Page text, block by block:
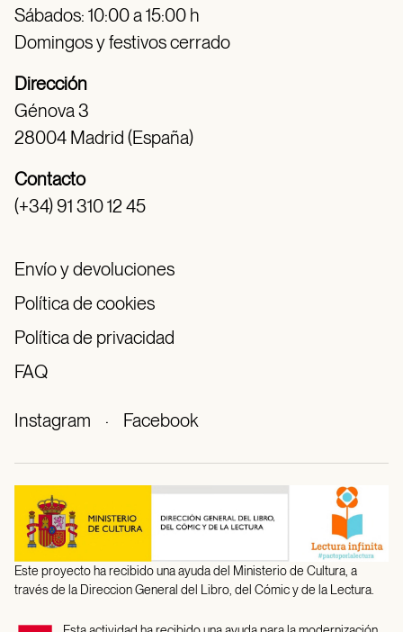
Sábados: 10:00 a 15:00 h
Domingos y festivos cerrado
Dirección
Génova 3
28004 Madrid (España)
Contacto
(+34) 91 310 12 45
Envío y devoluciones
Política de cookies
Política de privacidad
FAQ
Instagram · Facebook
Este proyecto ha recibido una ayuda del Ministerio de Cultura, a
través de la Direccion General del Libro, del Cómic y de la Lectura.